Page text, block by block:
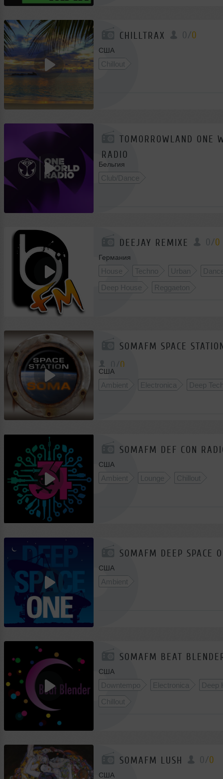
CHILLTRAX 0/0
США
Chillout
TOMORROWLAND ONE
RADIO
0/0
Бельгия
Club/Dance
DEEJAY REMIXE 0/0
Германия
House Techno Urban
Deep House
Reggaeton
SOMAFM SPACE
0
США
Ambient Electronica Deep
SOMAFM DEF CON
США
Ambient Lounge Chillout
SOMAFM DEEP SPACE
США
Ambient
SOMAFM BEAT
США
Downtempo Electronica
Deep
Chillout
SOMAFM LUSH 0/0
США